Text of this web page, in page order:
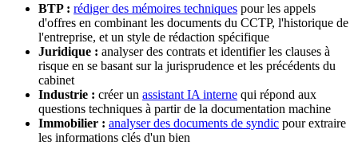
BTP : rédiger des mémoires techniques pour les appels
d'offres en combinant les documents du CCTP, l'historique de
l'entreprise, et un style de rédaction spécifique
Juridique : analyser des contrats et identifier les clauses à
risque en se basant sur la jurisprudence et les précédents du
cabinet
Industrie : créer un assistant IA interne qui répond aux
questions techniques à partir de la documentation machine
Immobilier : analyser des documents de syndic pour extraire
les informations clés d'un bien